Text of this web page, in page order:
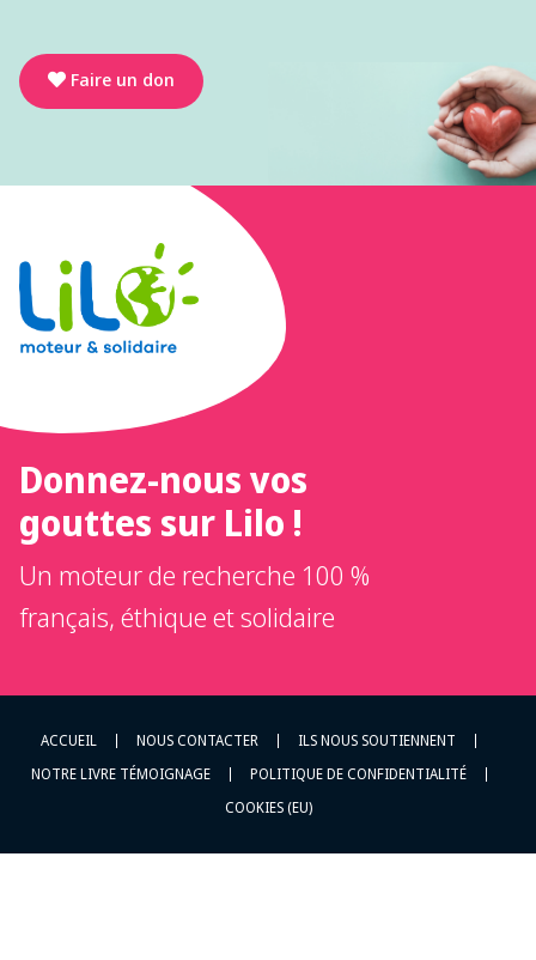
Faire un don
Donnez-nous vos
gouttes sur Lilo !
Un moteur de recherche 100 %
français, éthique et solidaire
ACCUEIL NOUS CONTACTER
ILS NOUS SOUTIENNENT
NOTRE LIVRE TÉMOIGNAGE
POLITIQUE DE CONFIDENTIALITÉ
COOKIES (EU)